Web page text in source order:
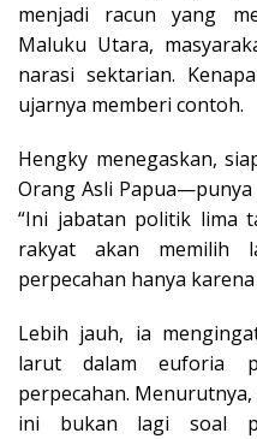
menjadi racun yang
Maluku Utara,
narasi sektarian.
ujarnya memberi contoh.
Hengky menegaskan,
Orang Asli
“Ini jabatan politik lima
rakyat akan memilih
perpecahan hanya
Lebih jauh, ia
larut dalam euforia
perpecahan.
ini bukan lagi soal